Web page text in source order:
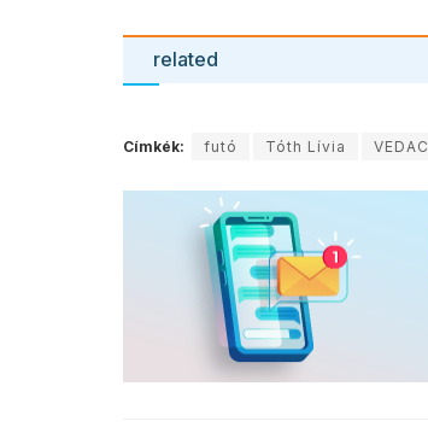
related
Címkék: futó Tóth Lívia VEDAC